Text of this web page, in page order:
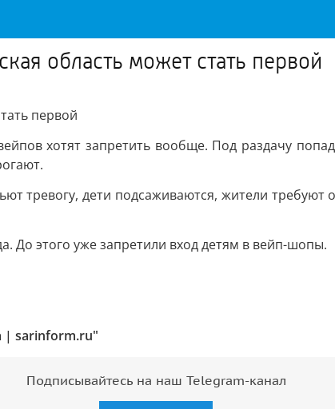
область может стать первой
первой
хотят запретить вообще. Под раздачу
тревогу, дети подсаживаются, жители требуют
До этого уже запретили вход детям в вейп-шопы.
| sarinform.ru"
Подписывайтесь на наш Telegram-канал